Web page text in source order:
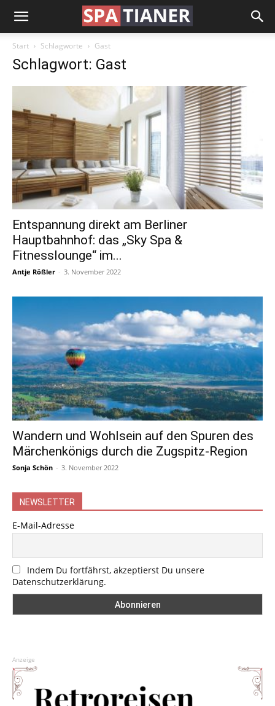
Start Schlagworte Gast
Schlagwort: Gast
Entspannung direkt am Berliner
Hauptbahnhof: das „Sky Spa &
Fitnesslounge“ im...
Antje Rößler - 3. November 2022
Wandern und Wohlsein auf den Spuren des
Märchenkönigs durch die Zugspitz-Region
Sonja Schön - 3. November 2022
NEWSLETTER
E-Mail-Adresse
Indem Du fortfährst, akzeptierst Du unsere
Datenschutzerklärung.
Anzeige